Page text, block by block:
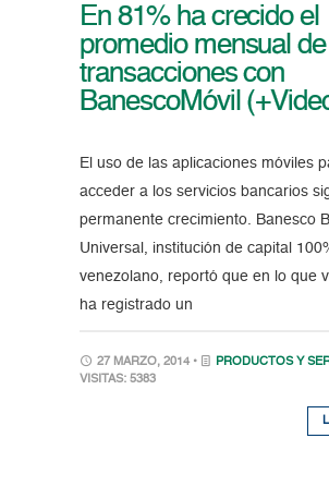
En 81% ha crecido el
promedio mensual de
transacciones con
BanescoMóvil
El uso de las aplicaciones móviles
acceder a los servicios bancarios
permanente crecimiento. Banesco
Universal, institución de capital
venezolano, reportó que en lo que
ha registrado un
27 MARZO, 2014 • PRODUCTOS Y
VISITAS: 5383